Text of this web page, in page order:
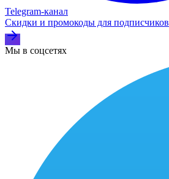
Telegram‑канал
Скидки и промокоды для подписчиков
Мы в соцсетях